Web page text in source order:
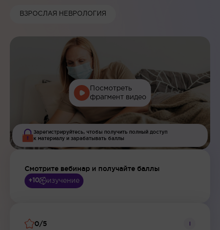
ВЗРОСЛАЯ НЕВРОЛОГИЯ
Посмотреть
фрагмент видео
Зарегистрируйтесь, чтобы получить полный доступ
к материалу и зарабатывать баллы
Смотрите вебинар и получайте баллы
+10 изучение
0/5 i